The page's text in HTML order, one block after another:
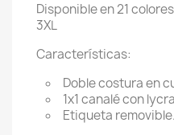
Disponible en 21
3XL
Características:
Doble costura en
1x1 canalé con
Etiqueta removible.